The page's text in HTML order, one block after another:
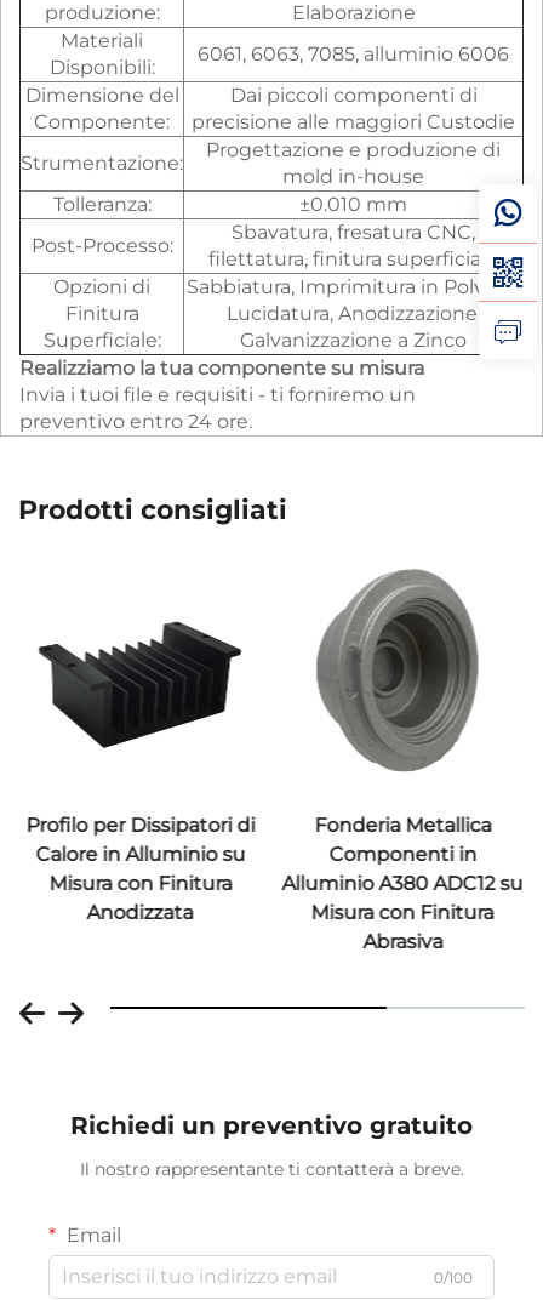
produzione:
Elaborazione
Materiali
Disponibili:
6061, 6063, 7085, alluminio 6006
Dimensione del
Componente:
Dai piccoli componenti di
precisione alle maggiori Custodie
Strumentazione:
Progettazione e produzione di
mold in-house
Tolleranza:
±0.010 mm
Post-Processo:
Sbavatura, fresatura CNC,
filettatura, finitura superficiale
Opzioni di
Finitura
Superficiale:
Sabbiatura, Imprimitura in Polvere,
Lucidatura, Anodizzazione,
Galvanizzazione a Zinco
Realizziamo la tua componente su misura
Invia i tuoi file e requisiti - ti forniremo un
preventivo entro 24 ore.
Prodotti consigliati
Profilo per Dissipatori di
Calore in Alluminio su
Misura con Finitura
Anodizzata
Fonderia Metallica
Componenti in
Alluminio A380 ADC12 su
Misura con Finitura
Abrasiva
Richiedi un preventivo gratuito
Il nostro rappresentante ti contatterà a breve.
Email
0/100